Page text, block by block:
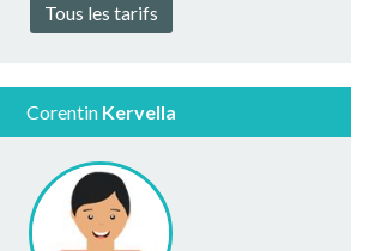
Tous les tarifs
Corentin Kervella